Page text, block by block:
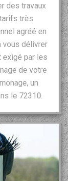
des travaux
très
agréé en
vous délivrer
exigé par les
de votre
un
le 72310.